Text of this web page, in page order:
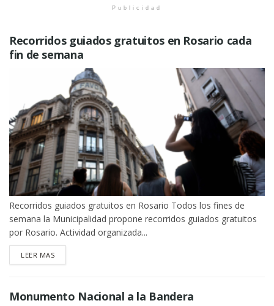
Publicidad
Recorridos guiados gratuitos en Rosario cada
fin de semana
Recorridos guiados gratuitos en Rosario Todos los fines de
semana la Municipalidad propone recorridos guiados gratuitos
por Rosario. Actividad organizada...
LEER MASDETAILS
Monumento Nacional a la Bandera